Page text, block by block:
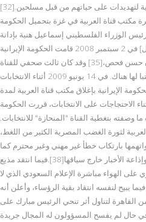
القناة وعائلاتهم في الأراضي الفلسطينية لتهديدات على حياتهم من قبل مسلحين.[32]
مكتب قناة العربية في غزة بتحميل الحكومة
المسؤولية[33] وقام رئيس الوزراء الفلسطيني إسماعيل هنية بإدانة
الهجوم على المكتب.[34] في إيران[عدل] في 2 سبتمبر 2008 قامت الحكومة الإيرانية
بطرد مدير مكتب العربية في طهران حسن فحص،[35] وقد كان ثالث صحفي للقناة
يتم طرده من إيران منذ أن افتتحت مكتبا لها هناك. في 14 يونيو 2009 أثناء الانتخابات
2009، قامت الحكومة الإيرانية بإغلاق مكتب قناة العربية لمدة
أثناء الاحتجاجات على الانتخابات، قررت الحكومة
بتغطية القناة "المنحازة" للانتخابات.
لثورة الغضب المصرية الكثير من اللغط،
بارتكاب خطأ غير مهني وغير محترم كما
وصفه وكال لها الاتهام بقلب الحقائق وإذاعة الأخبار خارج سياقها[38].فيما انتقد مذيع
على الهواء مباشرة الإعلام السعودي الذي لا
يبيح لنفسه انتقاد بقية الرؤساء، وأعلن أنه
لتناول أثر تنحي الرئيس مبارك على
في حال لم يفسح المسؤولون له المجال جريدة